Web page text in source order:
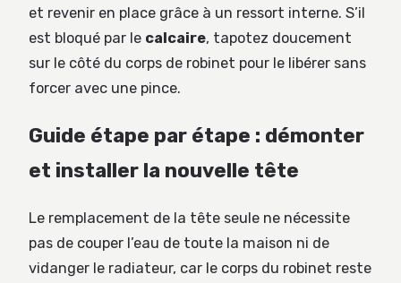
et revenir en place grâce à un ressort interne. S’il
est bloqué par le calcaire, tapotez doucement
sur le côté du corps de robinet pour le libérer sans
forcer avec une pince.
Guide étape par étape : démonter
et installer la nouvelle tête
Le remplacement de la tête seule ne nécessite
pas de couper l’eau de toute la maison ni de
vidanger le radiateur, car le corps du robinet reste